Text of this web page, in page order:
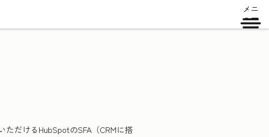
メニ
ュー
だけるHubSpotのSFA（CRMに搭